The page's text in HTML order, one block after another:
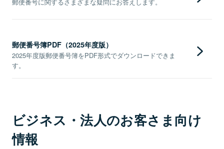
郵便番号に関するさまざまな疑問にお答えします。
郵便番号簿PDF（2025年度版）
2025年度版郵便番号簿をPDF形式でダウンロードできま
す。
ビジネス・法人のお客さま向け
情報